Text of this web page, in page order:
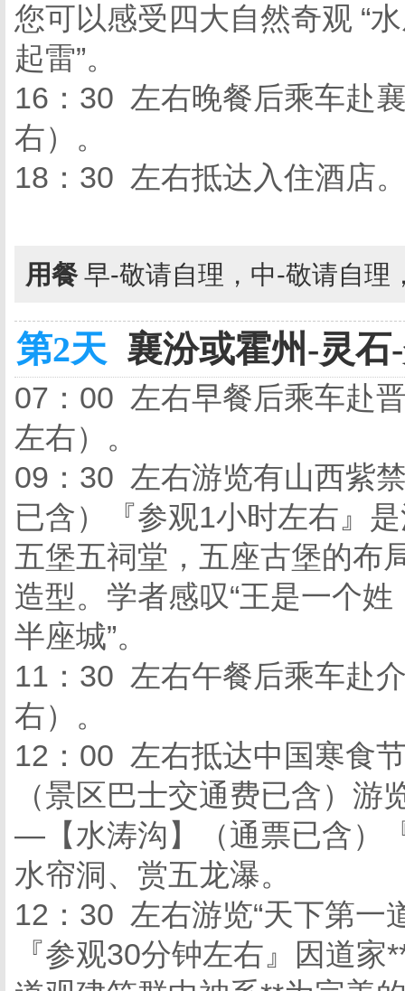
您可以感受四大自然奇观 “水
起雷”。
16：30 左右晚餐后乘车赴
右）。
18：30 左右抵达入住酒店
用餐 早-敬请自理，中-敬请自理
第2天 襄汾或霍州-灵石
07：00 左右早餐后乘车赴
左右）。
09：30 左右游览有山西紫
已含）『参观1小时左右』
五堡五祠堂，五座古堡的布局
造型。学者感叹“王是一个
半座城”。
11：30 左右午餐后乘车赴
右
12：00 左右抵达中国寒食
（景区巴士交通费已含）游
—【水涛沟】（通票已含）
水帘洞、赏五龙瀑。
12：30 左右游览“天下第一
『参观30分钟左右』因道